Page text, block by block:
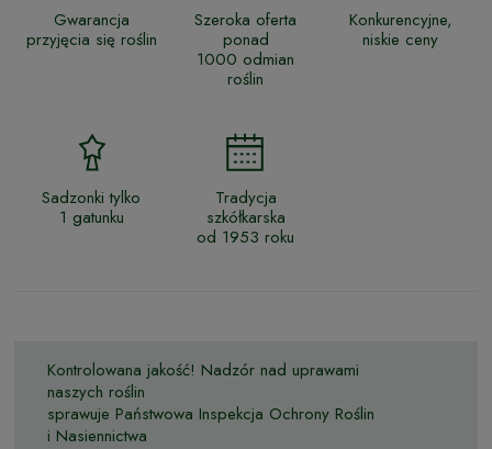
Gwarancja
przyjęcia się roślin
Szeroka oferta
ponad
1000 odmian
roślin
Konkurencyjne,
niskie ceny
Sadzonki tylko
1 gatunku
Tradycja
szkółkarska
od 1953 roku
Kontrolowana jakość! Nadzór nad uprawami
naszych roślin
sprawuje Państwowa Inspekcja Ochrony Roślin
i Nasiennictwa